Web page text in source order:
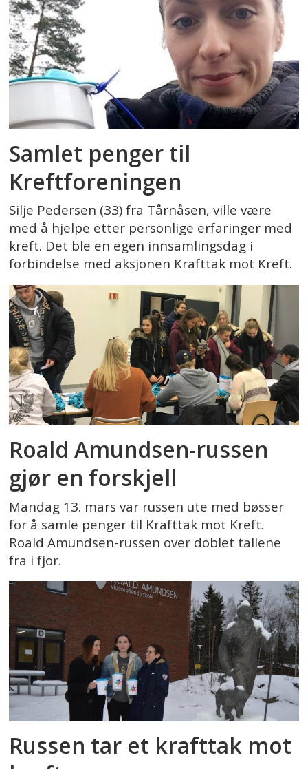
Samlet penger til
Kreftforeningen
Silje Pedersen (33) fra Tårnåsen, ville være
med å hjelpe etter personlige erfaringer med
kreft. Det ble en egen innsamlingsdag i
forbindelse med aksjonen Krafttak mot Kreft.
Roald Amundsen-russen
gjør en forskjell
Mandag 13. mars var russen ute med bøsser
for å samle penger til Krafttak mot Kreft.
Roald Amundsen-russen over doblet tallene
fra i fjor.
Russen tar et krafttak mot